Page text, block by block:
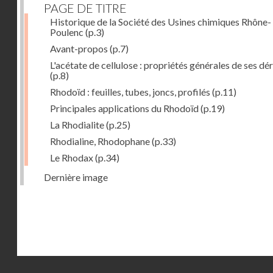
PAGE DE TITRE
Historique de la Société des Usines chimiques Rhône-
Poulenc (p.3)
Avant-propos (p.7)
L'acétate de cellulose : propriétés générales de ses
(p.8)
Rhodoïd : feuilles, tubes, joncs, profilés (p.11)
Principales applications du Rhodoïd(p.19)
La Rhodialite(p.25)
Rhodialine, Rhodophane(p.33)
Le Rhodax(p.34)
Dernière image